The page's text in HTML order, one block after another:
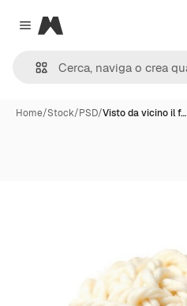
Close menu
Magnific
Home/Stock/PSD/Visto da vicino il f…